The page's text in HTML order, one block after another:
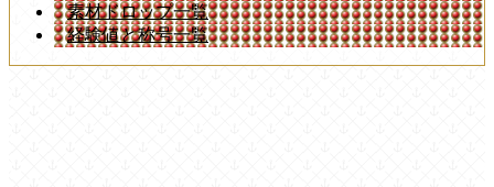
素材ドロップ一覧
経験値と称号一覧